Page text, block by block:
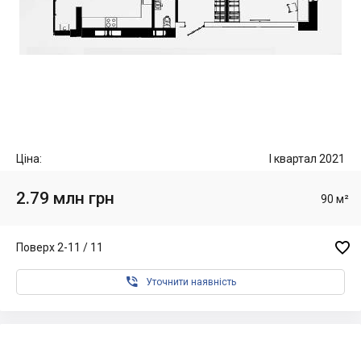
Ціна: I квартал 2021
2.79 млн грн 90 м²
Поверх 2-11 / 11 
 Уточнити наявність